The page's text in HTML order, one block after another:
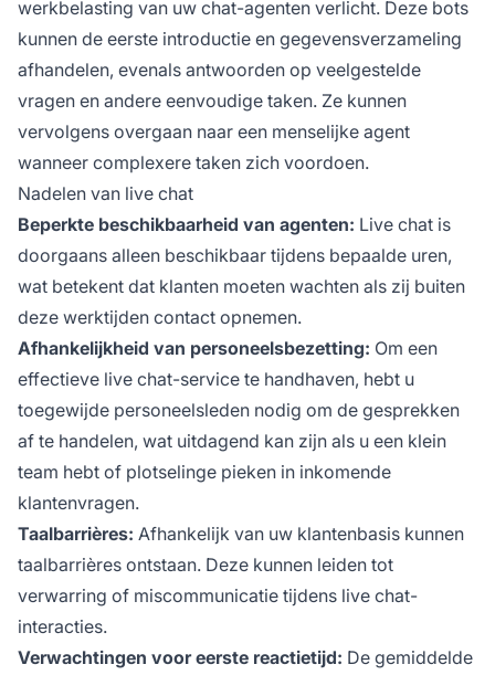
werkbelasting van uw chat-agenten verlicht. Deze bots
kunnen de eerste introductie en gegevensverzameling
afhandelen, evenals antwoorden op veelgestelde
vragen en andere eenvoudige taken. Ze kunnen
vervolgens overgaan naar een menselijke agent
wanneer complexere taken zich voordoen.
Nadelen van live chat
Beperkte beschikbaarheid van agenten: Live chat is
doorgaans alleen beschikbaar tijdens bepaalde uren,
wat betekent dat klanten moeten wachten als zij buiten
deze werktijden contact opnemen.
Afhankelijkheid van personeelsbezetting: Om een
effectieve live chat-service te handhaven, hebt u
toegewijde personeelsleden nodig om de gesprekken
af te handelen, wat uitdagend kan zijn als u een klein
team hebt of plotselinge pieken in inkomende
klantenvragen.
Taalbarrières: Afhankelijk van uw klantenbasis kunnen
taalbarrières ontstaan. Deze kunnen leiden tot
verwarring of miscommunicatie tijdens live chat-
interacties.
Verwachtingen voor eerste reactietijd: De gemiddelde